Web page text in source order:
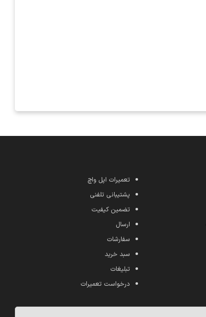
تعمیرات اپل واچ
پشتیبانی تلفنی
تضمین کیفیت
ارسال
سفارشات
سبد خرید
تبلیغات
درخواست تعمیرات